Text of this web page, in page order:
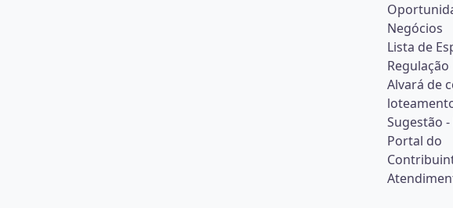
Negócios
Lista de
Regulação
Alvará de
Sugestão -
Portal do